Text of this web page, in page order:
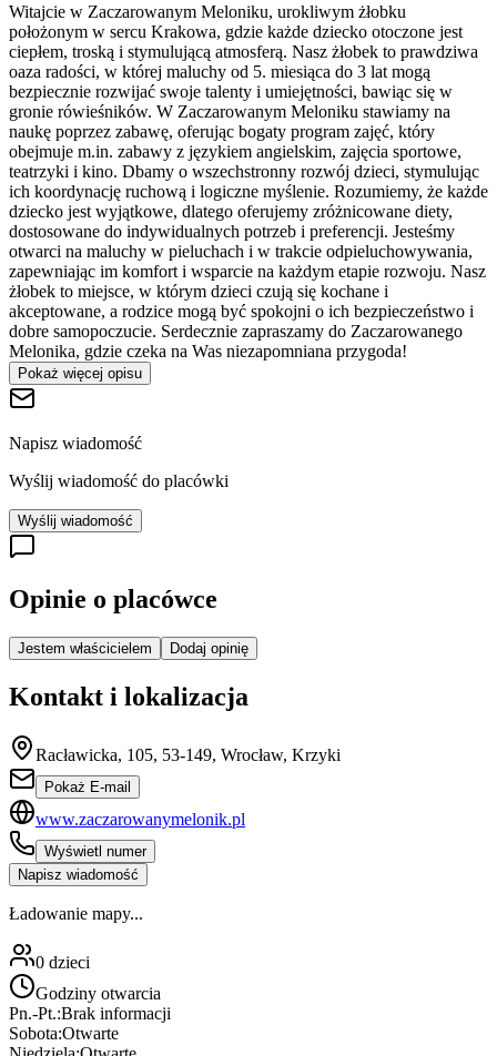
Witajcie w Zaczarowanym Meloniku, urokliwym żłobku
położonym w sercu Krakowa, gdzie każde dziecko otoczone jest
ciepłem, troską i stymulującą atmosferą. Nasz żłobek to prawdziwa
oaza radości, w której maluchy od 5. miesiąca do 3 lat mogą
bezpiecznie rozwijać swoje talenty i umiejętności, bawiąc się w
gronie rówieśników. W Zaczarowanym Meloniku stawiamy na
naukę poprzez zabawę, oferując bogaty program zajęć, który
obejmuje m.in. zabawy z językiem angielskim, zajęcia sportowe,
teatrzyki i kino. Dbamy o wszechstronny rozwój dzieci, stymulując
ich koordynację ruchową i logiczne myślenie. Rozumiemy, że każde
dziecko jest wyjątkowe, dlatego oferujemy zróżnicowane diety,
dostosowane do indywidualnych potrzeb i preferencji. Jesteśmy
otwarci na maluchy w pieluchach i w trakcie odpieluchowywania,
zapewniając im komfort i wsparcie na każdym etapie rozwoju. Nasz
żłobek to miejsce, w którym dzieci czują się kochane i
akceptowane, a rodzice mogą być spokojni o ich bezpieczeństwo i
dobre samopoczucie. Serdecznie zapraszamy do Zaczarowanego
Melonika, gdzie czeka na Was niezapomniana przygoda!
Pokaż więcej opisu
Napisz wiadomość
Wyślij wiadomość do placówki
Wyślij wiadomość
Opinie o placówce
Jestem właścicielem Dodaj opinię
Kontakt i lokalizacja
Racławicka, 105, 53-149, Wrocław, Krzyki
Pokaż E-mail
www.zaczarowanymelonik.pl
Wyświetl numer
Napisz wiadomość
Ładowanie mapy...
0 dzieci
Godziny otwarcia
Pn.-Pt.:Brak informacji
Sobota:Otwarte